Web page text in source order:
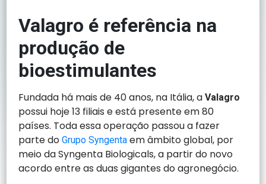
Valagro é referência na
produção de
bioestimulantes
Fundada há mais de 40 anos, na Itália, aValagro
possui hoje 13 filiais e está presente em 80
países. Toda essa operação passou a fazer
parte doGrupo Syngenta em âmbito global, por
meio da Syngenta Biologicals, a partir do novo
acordo entre as duas gigantes do agronegócio.